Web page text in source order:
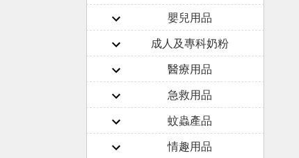
嬰兒用品
成人及專科奶粉
醫療用品
急救用品
蚊蟲產品
情趣用品